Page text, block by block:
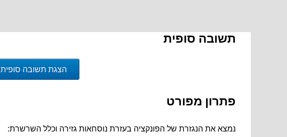
תשובה סופית
הצגת תשובה סופית
פתרון מפורט
נמצא את הנגזרת של הפונקציה בעזרת נוסחאות גזירה וכלל השרשרת: